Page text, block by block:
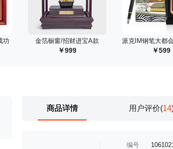
功 金箔橱窗/招财进宝A款
999 599
商品详情 用户评价(14
编号